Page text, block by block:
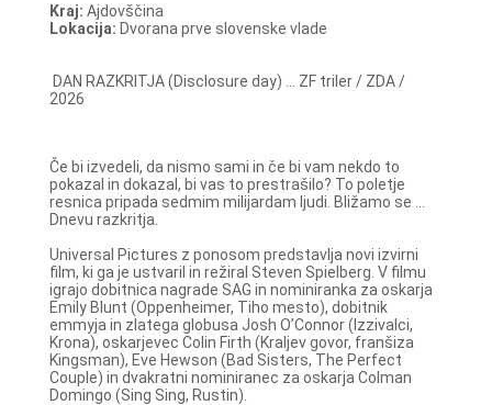
Kraj: Ajdovščina
Lokacija: Dvorana prve slovenske vlade
DAN RAZKRITJA (Disclosure day) ... ZF triler / ZDA /
2026
Če bi izvedeli, da nismo sami in če bi vam nekdo to
pokazal in dokazal, bi vas to prestrašilo? To poletje
resnica pripada sedmim milijardam ljudi. Bližamo se ...
Dnevu razkritja.
Universal Pictures z ponosom predstavlja novi izvirni
film, ki ga je ustvaril in režiral Steven Spielberg. V filmu
igrajo dobitnica nagrade SAG in nominiranka za oskarja
Emily Blunt (Oppenheimer, Tiho mesto), dobitnik
emmyja in zlatega globusa Josh O’Connor (Izzivalci,
Krona), oskarjevec Colin Firth (Kraljev govor, franšiza
Kingsman), Eve Hewson (Bad Sisters, The Perfect
Couple) in dvakratni nominiranec za oskarja Colman
Domingo (Sing Sing, Rustin).